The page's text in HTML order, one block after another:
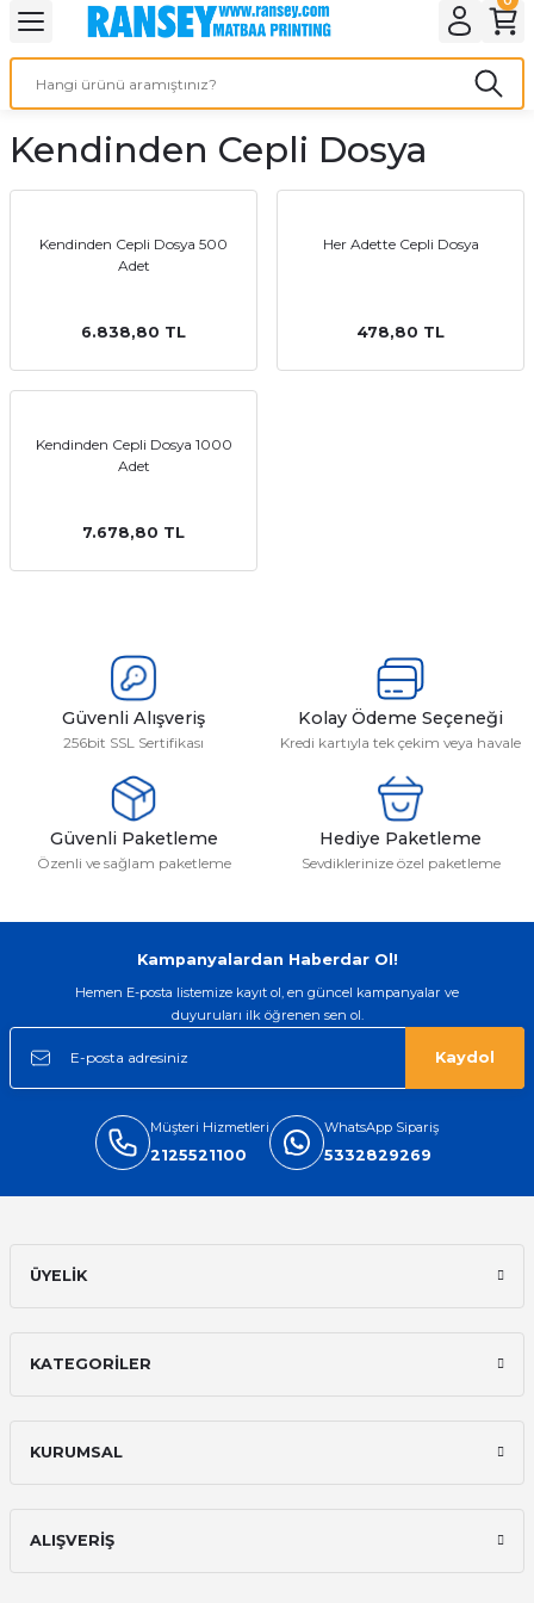
Geri Dön
Geri Dön
Kağıdı
Geri Dön
Geri Dön
Ürünleri
Geri Dön
Geri Dön
Geri Dön
Kendinden Cepli Dosya
Kendinden Cepli Dosya 500
Adet
6.838,80 TL
Her Adette Cepli Dosya
478,80 TL
Kendinden Cepli Dosya 1000
Adet
7.678,80 TL
Güvenli Alışveriş
256bit SSL Sertifikası
Kolay Ödeme Seçeneği
Kredi kartıyla tek çekim veya havale
Güvenli Paketleme
Özenli ve sağlam paketleme
Hediye Paketleme
Sevdiklerinize özel paketleme
Kampanyalardan Haberdar Ol!
Hemen E-posta listemize kayıt ol, en güncel kampanyalar ve
duyuruları ilk öğrenen sen ol.
Kaydol
Müşteri Hizmetleri
2125521100
WhatsApp Sipariş
5332829269
ÜYELİK
KATEGORİLER
KURUMSAL
ALIŞVERİŞ